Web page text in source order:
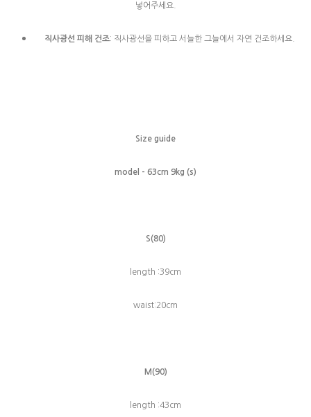
넣어주세요.
직사광선 피해 건조: 직사광선을 피하고 서늘한 그늘에서 자연 건조하세요.
Size guide
model - 63cm 9kg (s)
S(80)
length :39cm
waist:20cm
M(90)
length :43cm